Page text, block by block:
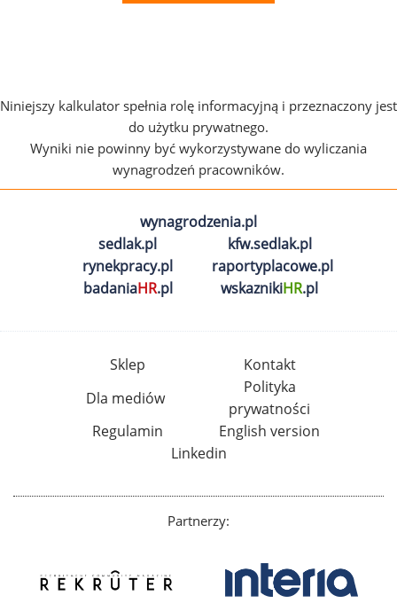
Niniejszy kalkulator spełnia rolę informacyjną i przeznaczony jest
do użytku prywatnego.
Wyniki nie powinny być wykorzystywane do wyliczania
wynagrodzeń pracowników.
wynagrodzenia.pl
sedlak.pl
kfw.sedlak.pl
rynekpracy.pl
raportyplacowe.pl
badaniaHR.pl wskaznikiHR.pl
Sklep
Kontakt
Dla mediów
Polityka
prywatności
Regulamin
English version
Linkedin
Partnerzy: